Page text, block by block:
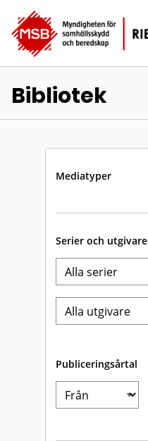
Bibliotek
Mediatyper
Serier och utgivare
Publiceringsårtal